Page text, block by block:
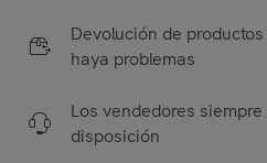
Devolución de
haya problemas
Los vendedores
disposición